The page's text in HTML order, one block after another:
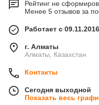
Рейтинг не
Менее 5 отзывов за
Работает с 09.11.2016
г. Алматы
Алматы, Казахстан
Контакты
Сегодня выходной
Показать весь